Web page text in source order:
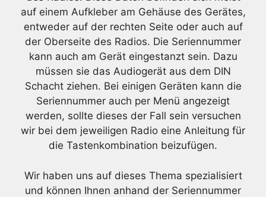
auf einem Aufkleber am Gehäuse des Gerätes,
entweder auf der rechten Seite oder auch auf
der Oberseite des Radios. Die Seriennummer
kann auch am Gerät eingestanzt sein. Dazu
müssen sie das Audiogerät aus dem DIN
Schacht ziehen. Bei einigen Geräten kann die
Seriennummer auch per Menü angezeigt
werden, sollte dieses der Fall sein versuchen
wir bei dem jeweiligen Radio eine Anleitung für
die Tastenkombination beizufügen.
Wir haben uns auf dieses Thema spezialisiert
und können Ihnen anhand der Seriennummer